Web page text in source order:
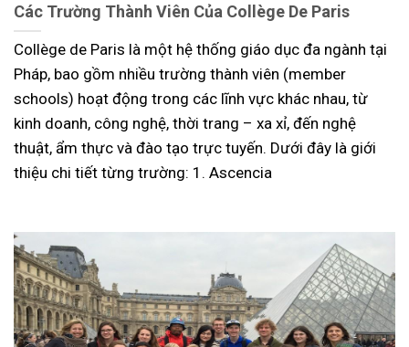
Các Trường Thành Viên Của Collège De Paris
Collège de Paris là một hệ thống giáo dục đa ngành tại
Pháp, bao gồm nhiều trường thành viên (member
schools) hoạt động trong các lĩnh vực khác nhau, từ
kinh doanh, công nghệ, thời trang – xa xỉ, đến nghệ
thuật, ẩm thực và đào tạo trực tuyến. Dưới đây là giới
thiệu chi tiết từng trường: 1. Ascencia